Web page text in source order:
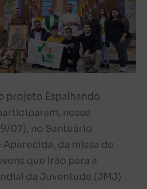
projeto Espalhando
nesse
07), no Santuário
Aparecida, da missa de
que irão para a
da Juventude (JMJ)